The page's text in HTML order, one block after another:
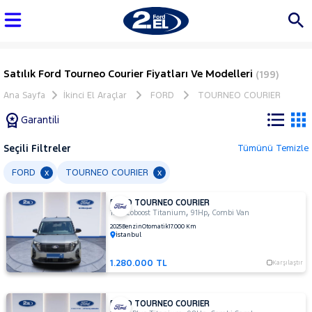
Satılık Ford Tourneo Courier Fiyatları Ve Modelleri (199)
Ana Sayfa İkinci El Araçlar FORD TOURNEO COURIER
Garantili
Tüm
AUDI
BMC
BMW
BYD
Seçili Filtreler Tümünü Temizle
FORD x TOURNEO COURIER x
FORD TOURNEO COURIER
1.0 Ecoboost Titanium,91Hp,Combi Van
2025BenzinOtomatik17.000 Km
İstanbul
1.280.000 TL Karşılaştır
FORD TOURNEO COURIER